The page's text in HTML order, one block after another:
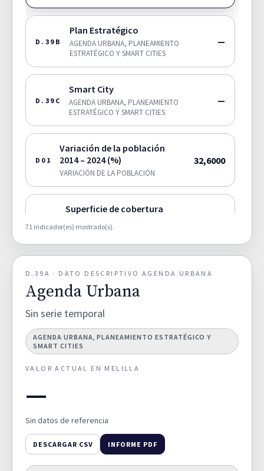
D.39B
Plan Estratégico
AGENDA URBANA, PLANEAMIENTO
ESTRATÉGICO Y SMART CITIES
—
D.39C
Smart City
AGENDA URBANA, PLANEAMIENTO
ESTRATÉGICO Y SMART CITIES
—
D01
Variación de la población
2014 – 2024 (%)
VARIACIÓN DE LA POBLACIÓN
32,6000
D02A
Superficie de cobertura
TERRITORIO Y DIVERSIDAD DE
HÁBITATS
D02B
Superficie de cultivos por
municipio (%).
HÁBITATS
D02C
Superficie de zonas humedas
Superficie de zona forestal y
dehesas por municipio (%).
TERRITORIO Y DIVERSIDAD DE
HÁBITATS
71 indicador(es) mostrado(s).
D.39A · DATO DESCRIPTIVO AGENDA URBANA
Agenda Urbana
Sin serie temporal
AGENDA URBANA, PLANEAMIENTO ESTRATÉGICO Y
SMART CITIES
VALOR ACTUAL EN MELILLA
—
Sin datos de referencia
DESCARGAR CSV INFORME PDF